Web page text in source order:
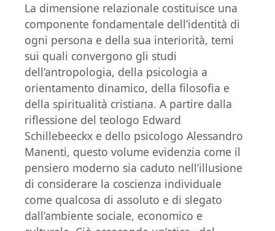
La dimensione relazionale costituisce una
componente fondamentale dell’identità di
ogni persona e della sua interiorità, temi
sui quali convergono gli studi
dell’antropologia, della psicologia a
orientamento dinamico, della filosofia e
della spiritualità cristiana. A partire dalla
riflessione del teologo Edward
Schillebeeckx e dello psicologo Alessandro
Manenti, questo volume evidenzia come il
pensiero moderno sia caduto nell’illusione
di considerare la coscienza individuale
come qualcosa di assoluto e di slegato
dall’ambiente sociale, economico e